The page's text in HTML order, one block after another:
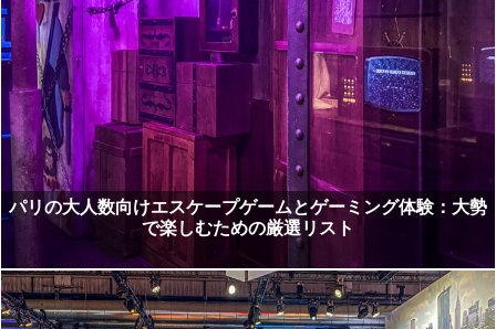
パリの大人数向けエスケープゲームとゲーミング体験：大勢
で楽しむための厳選リスト